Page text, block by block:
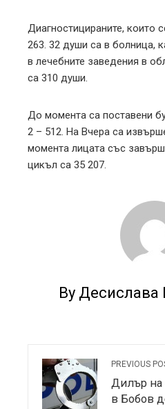
Диагностицираните, които
263. 32 души са в болница,
в лечебните заведения в
са 310 души.
До момента са поставени
2 – 512. На Вчера са
момента лицата със
цикъл са 35 207.
By
PREVIOUS
Дилър на
в Бобов